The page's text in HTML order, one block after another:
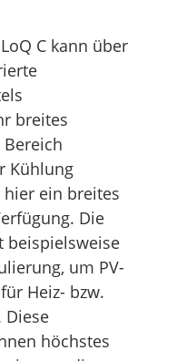
C kann über
breites
Kühlung
ein breites
Die
beispielsweise
um PV-
Heiz- bzw.
Diese
höchstes